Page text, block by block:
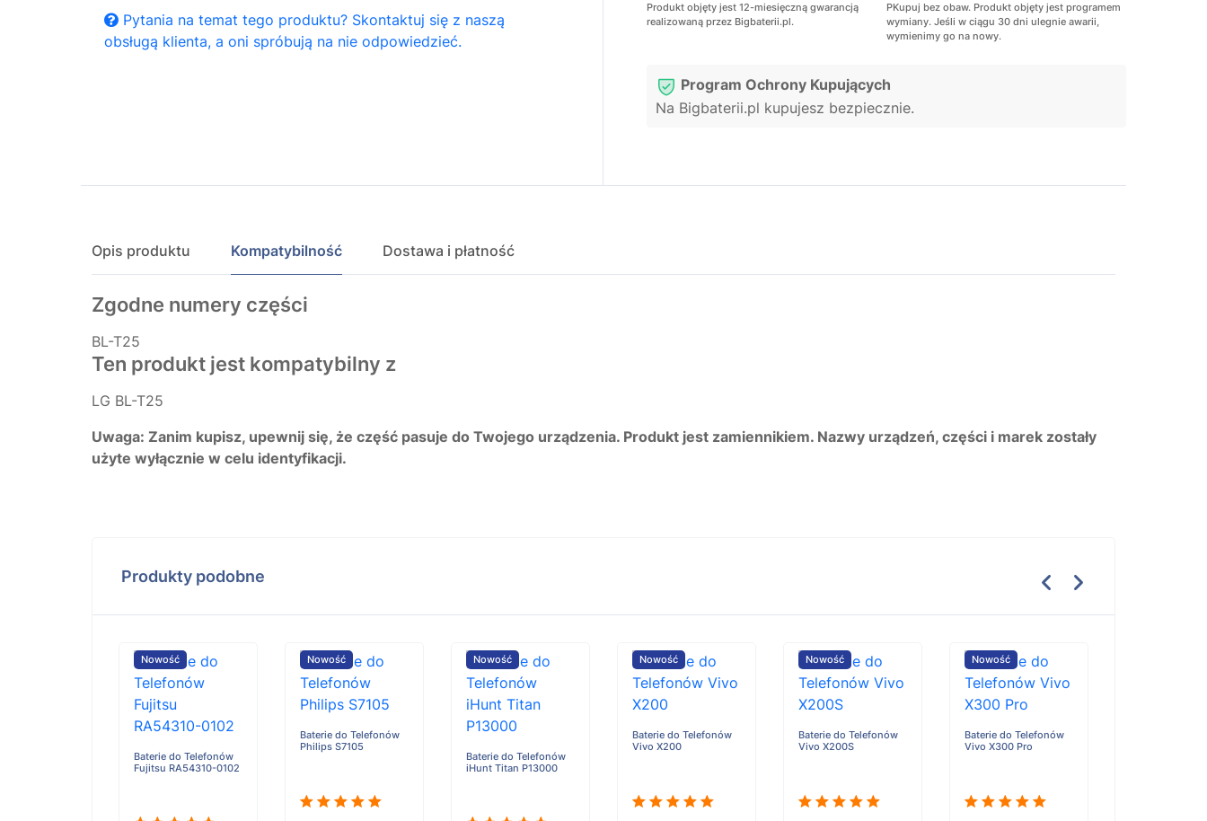
Pytania na temat tego produktu? Skontaktuj się z naszą
obsługą klienta, a oni spróbują na nie odpowiedzieć.
Produkt objęty jest 12-miesięczną gwarancją
realizowaną przez Bigbaterii.pl.
PKupuj bez obaw. Produkt objęty jest programem
wymiany. Jeśli w ciągu 30 dni ulegnie awarii,
wymienimy go na nowy.
Program Ochrony Kupujących
Na Bigbaterii.pl kupujesz bezpiecznie.
Opis produktu Kompatybilność Dostawa i płatność
Zgodne numery części
BL-T25
Ten produkt jest kompatybilny z
LG BL-T25
Uwaga: Zanim kupisz, upewnij się, że część pasuje do Twojego urządzenia. Produkt jest zamiennikiem. Nazwy urządzeń, części i marek zostały
użyte wyłącznie w celu identyfikacji.
Produkty podobne
Nowość
Baterie do Telefonów
Fujitsu RA54310-0102
Nowość
Baterie do Telefonów
Philips S7105
Nowość
Baterie do Telefonów
iHunt Titan P13000
Nowość
Baterie do Telefonów
Vivo X200
Nowość
Baterie do Telefonów
Vivo X200S
Nowość
Baterie do Telefonów
Vivo X300 Pro